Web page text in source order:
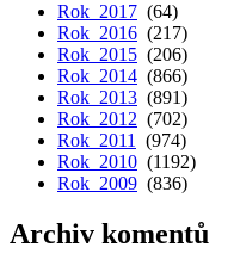
Rok 2017 (64)
Rok 2016 (217)
Rok 2015 (206)
Rok 2014 (866)
Rok 2013 (891)
Rok 2012 (702)
Rok 2011
(974)
Rok 2010 (1192)
Rok 2009 (836)
Archiv komentů